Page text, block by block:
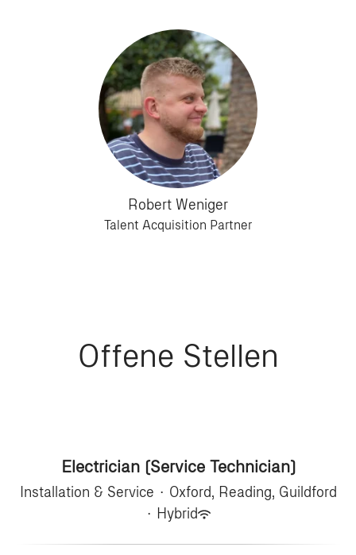
Robert Weniger
Talent Acquisition Partner
Offene Stellen
Electrician (Service Technician)
Installation & Service · Oxford, Reading, Guildford
· Hybrid